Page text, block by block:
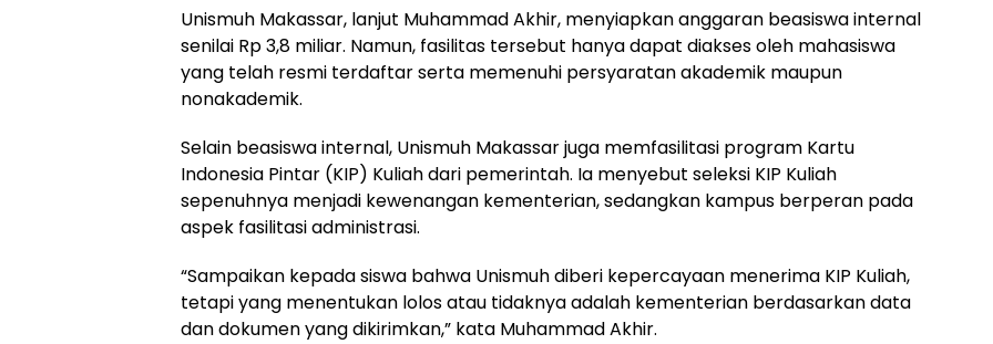
Unismuh Makassar, lanjut Muhammad Akhir, menyiapkan anggaran beasiswa internal
senilai Rp 3,8 miliar. Namun, fasilitas tersebut hanya dapat diakses oleh mahasiswa
yang telah resmi terdaftar serta memenuhi persyaratan akademik maupun
nonakademik.
Selain beasiswa internal, Unismuh Makassar juga memfasilitasi program Kartu
Indonesia Pintar (KIP) Kuliah dari pemerintah. Ia menyebut seleksi KIP Kuliah
sepenuhnya menjadi kewenangan kementerian, sedangkan kampus berperan pada
aspek fasilitasi administrasi.
“Sampaikan kepada siswa bahwa Unismuh diberi kepercayaan menerima KIP Kuliah,
tetapi yang menentukan lolos atau tidaknya adalah kementerian berdasarkan data
dan dokumen yang dikirimkan,” kata Muhammad Akhir.